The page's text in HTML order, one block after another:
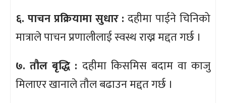
६. पाचन प्रक्रियामा सुधार :दहीमा पाईने चिनिको
मात्राले पाचन प्रणालीलाई स्वस्थ राख्न मद्दत गर्छ ।
७. तौल बृद्धि : दहीमा किसमिस बदाम वा काजु
मिलाएर खानाले तौल बढाउन मद्दत गर्छ ।